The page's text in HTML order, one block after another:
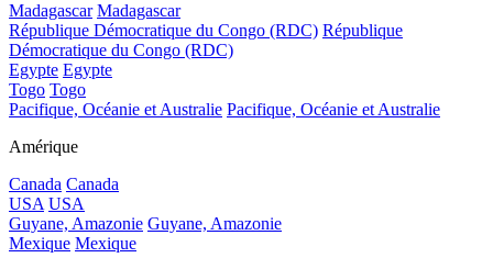
Madagascar Madagascar
République Démocratique du Congo (RDC) République
Démocratique du Congo (RDC)
Egypte Egypte
Togo Togo
Pacifique, Océanie et Australie Pacifique, Océanie et Australie
Amérique
Canada Canada
USA USA
Guyane, Amazonie Guyane, Amazonie
Mexique Mexique